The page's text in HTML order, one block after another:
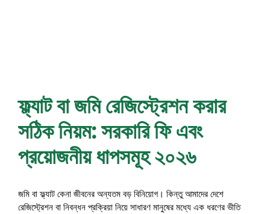
ফ্ল্যাট বা জমি রেজিস্ট্রেশন করার
সঠিক নিয়ম: সরকারি ফি এবং
প্রয়োজনীয় ধাপসমূহ ২০২৬
জমি বা ফ্ল্যাট কেনা জীবনের অন্যতম বড় বিনিয়োগ। কিন্তু আমাদের দেশে
রেজিস্ট্রেশন বা নিবন্ধন প্রক্রিয়া নিয়ে সাধারণ মানুষের মধ্যে এক ধরণের ভীতি